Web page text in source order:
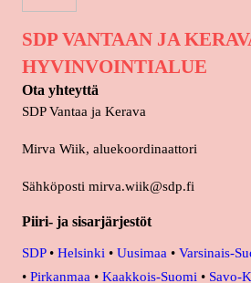
SDP VANTAAN JA
HYVINVOINTIALUE
Ota yhteyttä
SDP Vantaa ja Kerava
Mirva Wiik, aluekoordinaattori
Sähköposti mirva.wiik@sdp.fi
Piiri- ja sisarjärjestöt
SDP• Helsinki • Uusimaa • Varsinais-
• Pirkanmaa • Kaakkois-Suomi • Savo-